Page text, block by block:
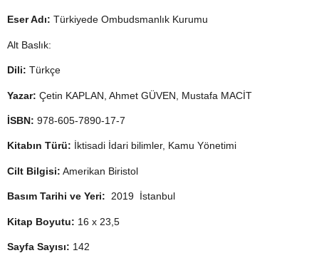
Eser Adı: Türkiyede Ombudsmanlık Kurumu
Alt Baslık:
Dili: Türkçe
Yazar: Çetin KAPLAN, Ahmet GÜVEN, Mustafa MACİT
İSBN: 978-605-7890-17-7
Kitabın Türü: İktisadi İdari bilimler, Kamu Yönetimi
Cilt Bilgisi: Amerikan Biristol
Basım Tarihi ve Yeri: 2019 İstanbul
Kitap Boyutu: 16 x 23,5
Sayfa Sayısı: 142